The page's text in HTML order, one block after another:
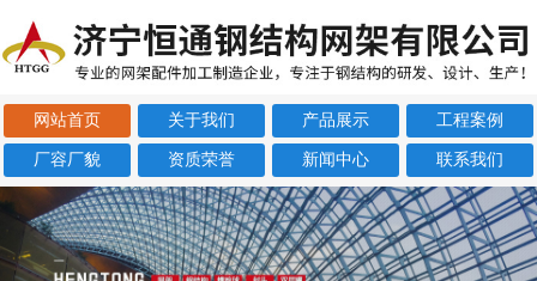
网站首页 关于我们 产品展示 工程案例
厂容厂貌 资质荣誉 新闻中心 联系我们